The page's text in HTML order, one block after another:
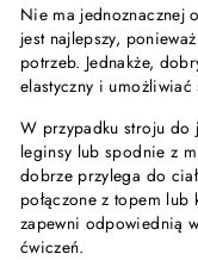
Nie ma jednoznacznej
jest najlepszy,
potrzeb. Jednakże,
elastyczny i
W przypadku stroju do
leginsy lub spodnie z
dobrze przylega do
połączone z topem lub
zapewni odpowiednią
ćwiczeń.